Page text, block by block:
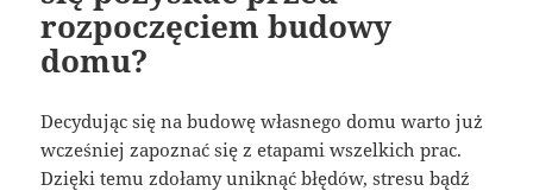
rozpoczęciem budowy
domu?
Decydując się na budowę własnego domu warto już
wcześniej zapoznać się z etapami wszelkich prac.
Dzięki temu zdołamy uniknąć błędów, stresu bądź